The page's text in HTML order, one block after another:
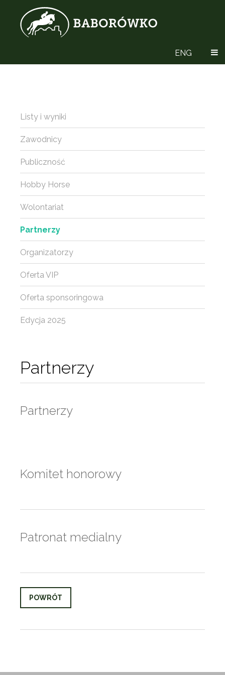
ENG
Partnerzy
Partnerzy
Komitet honorowy
Patronat medialny
POWRÓT
Listy i wyniki
Zawodnicy
Publiczność
Hobby Horse
Wolontariat
Partnerzy
Organizatorzy
Oferta VIP
Oferta sponsoringowa
Edycja 2025